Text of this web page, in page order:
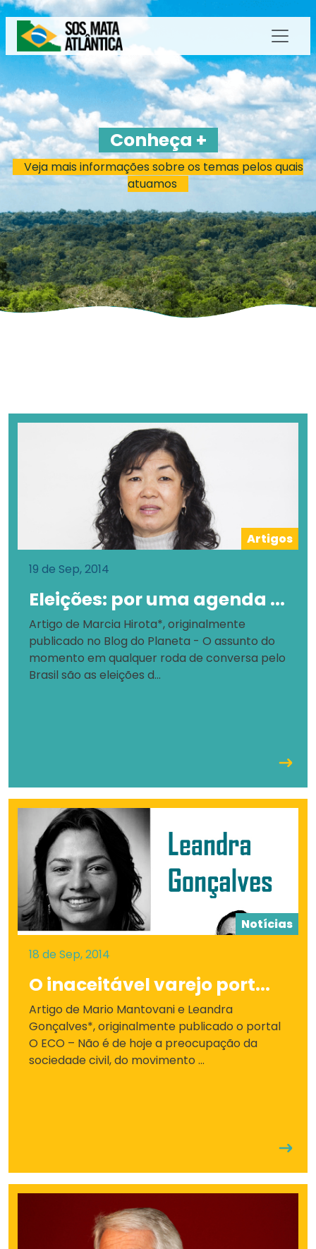
Conheça +
Veja mais informações sobre os temas pelos quais
atuamos
Artigos
19 de Sep, 2014
Eleições: por uma agenda ...
Artigo de Marcia Hirota*, originalmente
publicado no Blog do Planeta - O assunto do
momento em qualquer roda de conversa pelo
Brasil são as eleições d...
Notícias
18 de Sep, 2014
O inaceitável varejo port...
Artigo de Mario Mantovani e Leandra
Gonçalves*, originalmente publicado o portal
O ECO – Não é de hoje a preocupação da
sociedade civil, do movimento ...